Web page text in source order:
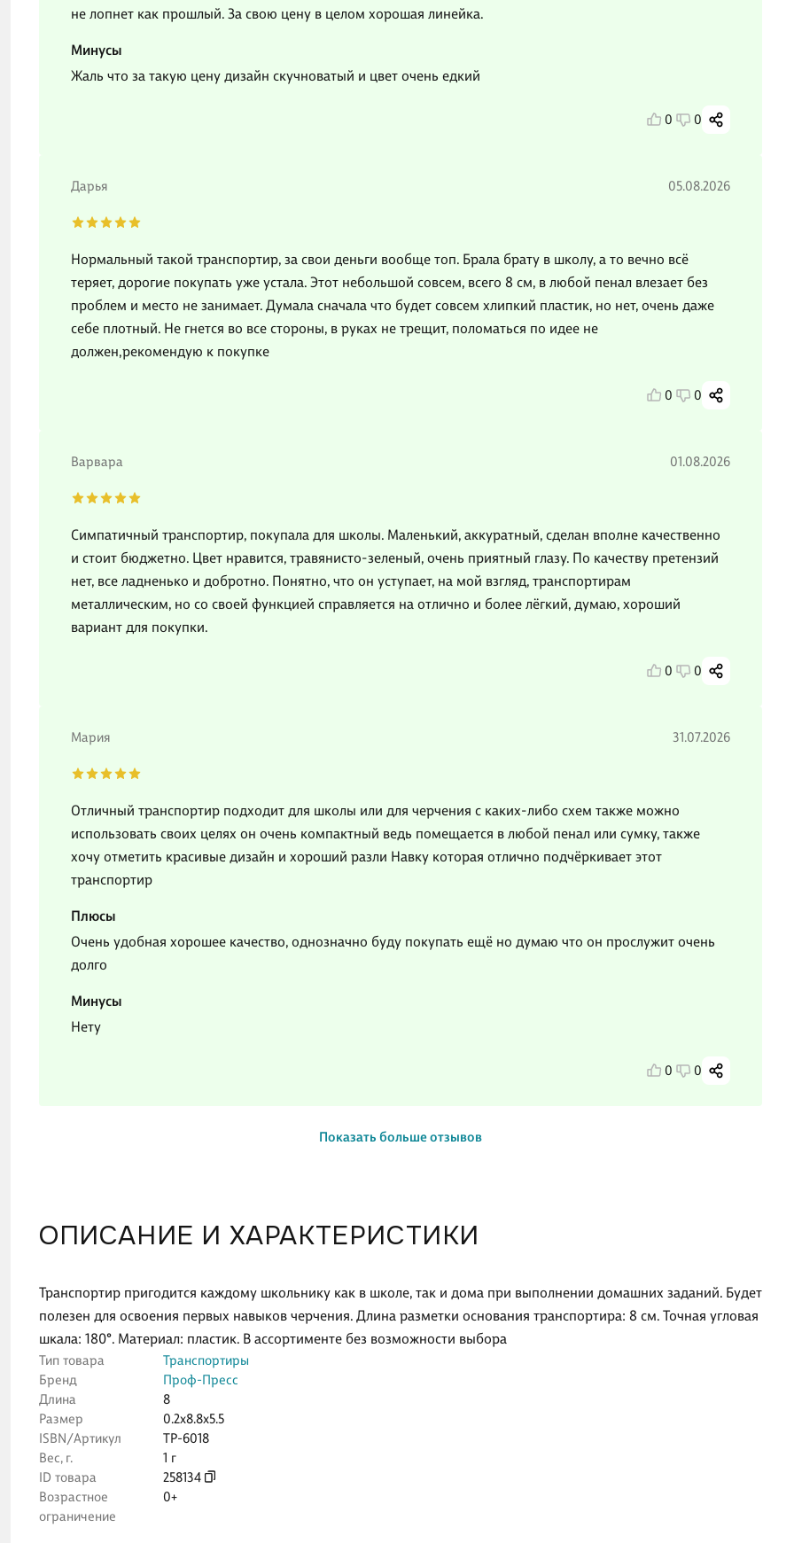
ОПИСАНИЕ И ХАРАКТЕРИСТИКИ
Транспортир пригодится каждому школьнику как в школе, так и дома при выполнении домашних заданий. Будет
полезен для освоения первых навыков черчения. Длина разметки основания транспортира: 8 см. Точная угловая
шкала: 180°. Материал: пластик. В ассортименте без возможности выбора
Тип товара
Транспортиры
Бренд
Проф-Пресс
Длина
8
Размер
0.2x8.8x5.5
ISBN/Артикул
ТР-6018
Вес, г.
1 г
ID товара
258134
Возрастное
ограничение
0+
не лопнет как прошлый. За свою цену в целом хорошая линейка.
Минусы
Жаль что за такую цену дизайн скучноватый и цвет очень едкий
0 0
Дарья 05.08.2026
Нормальный такой транспортир, за свои деньги вообще топ. Брала брату в школу, а то вечно всё
теряет, дорогие покупать уже устала. Этот небольшой совсем, всего 8 см, в любой пенал влезает без
проблем и место не занимает. Думала сначала что будет совсем хлипкий пластик, но нет, очень даже
себе плотный. Не гнется во все стороны, в руках не трещит, поломаться по идее не
должен,рекомендую к покупке
0 0
Варвара 01.08.2026
Симпатичный транспортир, покупала для школы. Маленький, аккуратный, сделан вполне качественно
и стоит бюджетно. Цвет нравится, травянисто-зеленый, очень приятный глазу. По качеству претензий
нет, все ладненько и добротно. Понятно, что он уступает, на мой взгляд, транспортирам
металлическим, но со своей функцией справляется на отлично и более лёгкий, думаю, хороший
вариант для покупки.
0 0
Мария 31.07.2026
Отличный транспортир подходит для школы или для черчения с каких-либо схем также можно
использовать своих целях он очень компактный ведь помещается в любой пенал или сумку, также
хочу отметить красивые дизайн и хороший разли Навку которая отлично подчёркивает этот
транспортир
Плюсы
Очень удобная хорошее качество, однозначно буду покупать ещё но думаю что он прослужит очень
долго
Минусы
Нету
0 0
Показать больше отзывов